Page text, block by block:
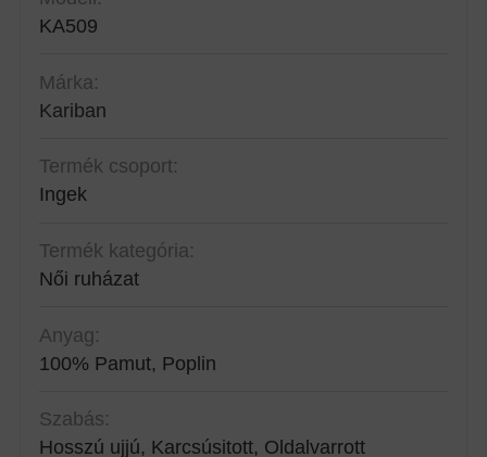
KA509
Márka:
Kariban
Termék csoport:
Ingek
Termék kategória:
Női ruházat
Anyag:
100% Pamut, Poplin
Szabás:
Hosszú ujjú, Karcsúsitott, Oldalvarrott